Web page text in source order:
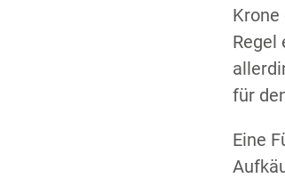
Krone
Regel
für
Eine